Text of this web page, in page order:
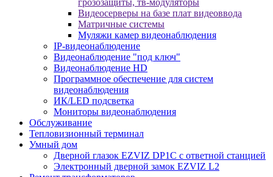
Видеосерверы на базе плат видеоввода
Матричные системы
Муляжи камер видеонаблюдения
IP-видеонаблюдение
Видеонаблюдение "под ключ"
Видеонаблюдение HD
Программное обеспечение для систем
видеонаблюдения
ИК/LED подсветка
Мониторы видеонаблюдения
Обслуживание
Тепловизионный терминал
Умный дом
Дверной глазок EZVIZ DP1C с ответной станцией
Электронный дверной замок EZVIZ L2